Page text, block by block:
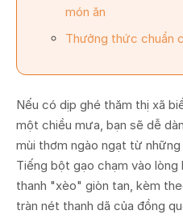
món ăn
Thưởng thức chuẩn
Nếu có dịp ghé thăm thị xã
một chiều mưa, bạn sẽ dễ
mùi thơm ngào ngạt từ
Tiếng bột gạo chạm vào lòng
thanh "xèo" giòn tan, kèm
tràn nét thanh dã của đồng